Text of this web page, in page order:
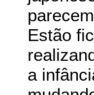
Estão
a